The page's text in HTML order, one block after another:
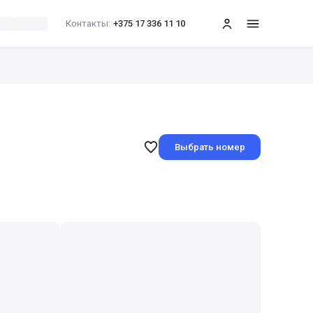
Контакты: +375 17 336 11 10 меню
Выбрать номер